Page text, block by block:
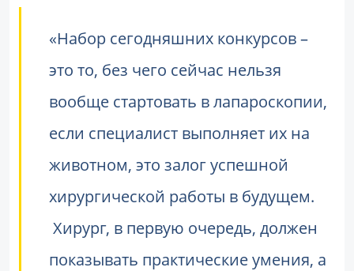
«Набор сегодняшних конкурсов –
это то, без чего сейчас нельзя
вообще стартовать в лапароскопии,
если специалист выполняет их на
животном, это залог успешной
хирургической работы в будущем.
Хирург, в первую очередь, должен
показывать практические умения, а